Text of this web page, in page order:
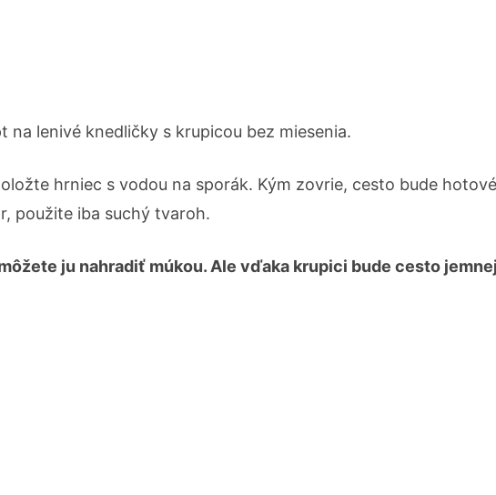
na lenivé knedličky s krupicou bez miesenia.
hrniec s vodou na sporák. Kým zovrie, cesto bude
použite iba suchý tvaroh.
ju nahradiť múkou. Ale vďaka krupici bude cesto